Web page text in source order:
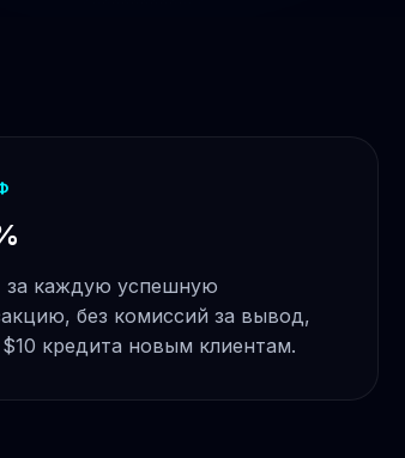
за каждую успешную
без комиссий за вывод,
кредита новым клиентам.